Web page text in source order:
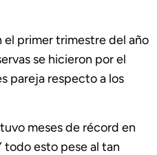
el primer trimestre del año
se hicieron por el
pareja respecto a los
meses de récord en
todo esto pese al tan